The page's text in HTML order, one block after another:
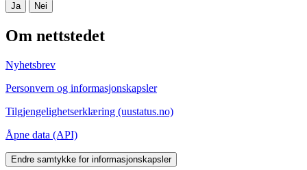
Ja Nei
Om nettstedet
Nyhetsbrev
Personvern og informasjonskapsler
Tilgjengelighetserklæring (uustatus.no)
Åpne data (API)
Endre samtykke for informasjonskapsler